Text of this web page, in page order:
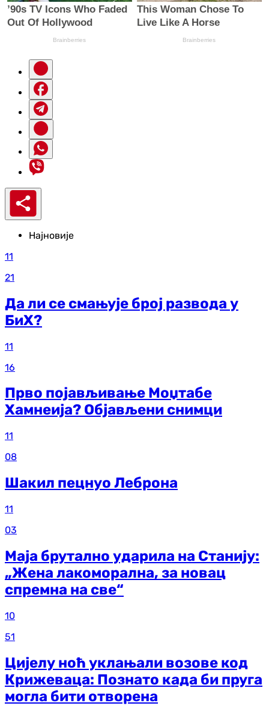
Најновије
11
21
Да ли се смањује број развода у
БиХ?
11
16
Прво појављивање Моџтабе
Хамнеија? Објављени снимци
11
08
Шакил пецнуо Леброна
11
03
Маја брутално ударила на Станију:
„Жена лакоморална, за новац
спремна на све“
10
51
Цијелу ноћ уклањали возове код
Крижеваца: Познато када би пруга
могла бити отворена